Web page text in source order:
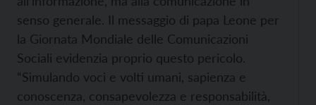
senso generale. Il messaggio di papa Leone per
la Giornata Mondiale delle Comunicazioni
Sociali evidenzia proprio questo pericolo.
“Simulando voci e volti umani, sapienza e
conoscenza, consapevolezza e responsabilità,